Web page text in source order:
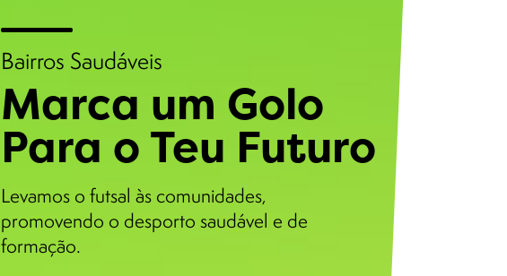
Bairros Saudáveis
Marca um Golo
Para o Teu Futuro
Levamos o futsal às comunidades,
promovendo o desporto saudável e de
formação.